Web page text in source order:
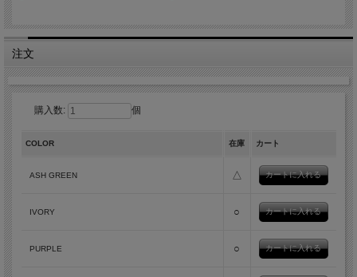
注文
購入数: 個
COLOR 在庫 カート
ASH GREEN △
IVORY ○
PURPLE ○